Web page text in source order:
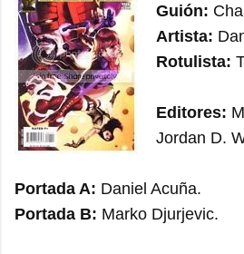
Guión:
Artista:
Rotulista:
Editores:
Jordan D.
Portada A: Daniel Acuña.
Portada B: Marko Djurjevic.